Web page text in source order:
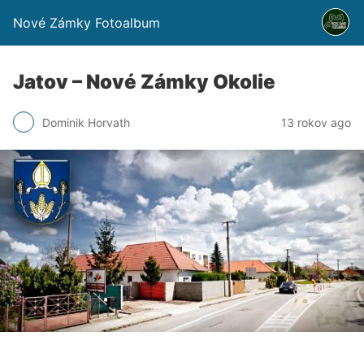
Nové Zámky Fotoalbum
Jatov – Nové Zámky Okolie
Dominik Horvath 13 rokov ago